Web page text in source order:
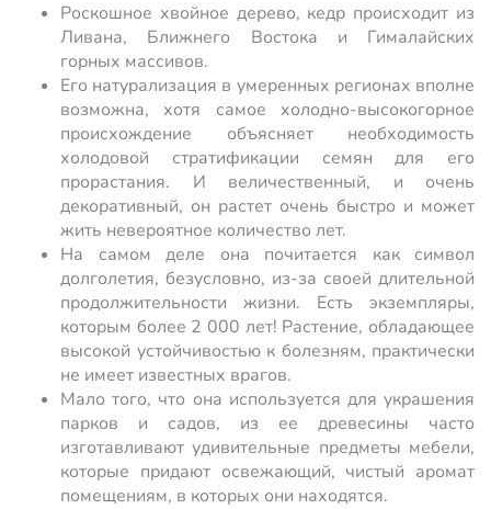
Роскошное хвойное дерево, кедр происходит из
Ливана, Ближнего Востока и Гималайских
горных массивов.
Его натурализация в умеренных регионах вполне
возможна, хотя самое холодно-высокогорное
происхождение объясняет необходимость
холодовой стратификации семян для его
прорастания. И величественный, и очень
декоративный, он растет очень быстро и может
жить невероятное количество лет.
На самом деле она почитается как символ
долголетия, безусловно, из-за своей длительной
продолжительности жизни. Есть экземпляры,
которым более 2 000 лет! Растение, обладающее
высокой устойчивостью к болезням, практически
не имеет известных врагов.
Мало того, что она используется для украшения
парков и садов, из ее древесины часто
изготавливают удивительные предметы мебели,
которые придают освежающий, чистый аромат
помещениям, в которых они находятся.